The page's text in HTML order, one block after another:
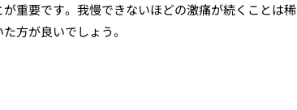
重要です。我慢できないほどの激痛が続くことは稀
方が良いでしょう。